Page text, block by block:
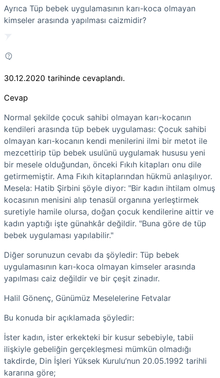
Ayrıca Tüp bebek uygulamasının karı-koca olmayan
kimseler arasında yapılması caizmidir?
30.12.2020 tarihinde cevaplandı.
Cevap
Normal şekilde çocuk sahibi olmayan karı-kocanın
kendileri arasında tüp bebek uygulaması: Çocuk sahibi
olmayan karı-kocanın kendi menilerini ilmi bir metot ile
mezcettirip tüp bebek usulünü uygulamak hususu yeni
bir mesele olduğundan, önceki Fıkıh kitapları onu dile
getirmemiştir. Ama Fıkıh kitaplarından hükmü anlaşılıyor.
Mesela: Hatib Şirbini şöyle diyor: "Bir kadın ihtilam olmuş
kocasının menisini alıp tenasül organına yerleştirmek
suretiyle hamile olursa, doğan çocuk kendilerine aittir ve
kadın yaptığı işte günahkâr değildir. "Buna göre de tüp
bebek uygulaması yapılabilir."
Diğer sorunuzun cevabı da şöyledir: Tüp bebek
uygulamasının karı-koca olmayan kimseler arasında
yapılması caiz değildir ve bir çeşit zinadır.
Halil Gönenç, Günümüz Meselelerine Fetvalar
Bu konuda bir açıklamada şöyledir:
İster kadın, ister erkekteki bir kusur sebebiyle, tabii
ilişkiyle gebeliğin gerçekleşmesi mümkün olmadığı
takdirde, Din İşleri Yüksek Kurulu’nun 20.05.1992 tarihli
kararına göre;